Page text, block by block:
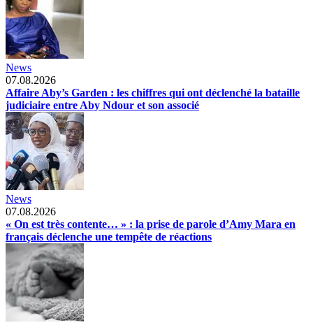
News
07.08.2026
Affaire Aby’s Garden : les chiffres qui ont déclenché la bataille
judiciaire entre Aby Ndour et son associé
News
07.08.2026
« On est très contente… » : la prise de parole d’Amy Mara en
français déclenche une tempête de réactions